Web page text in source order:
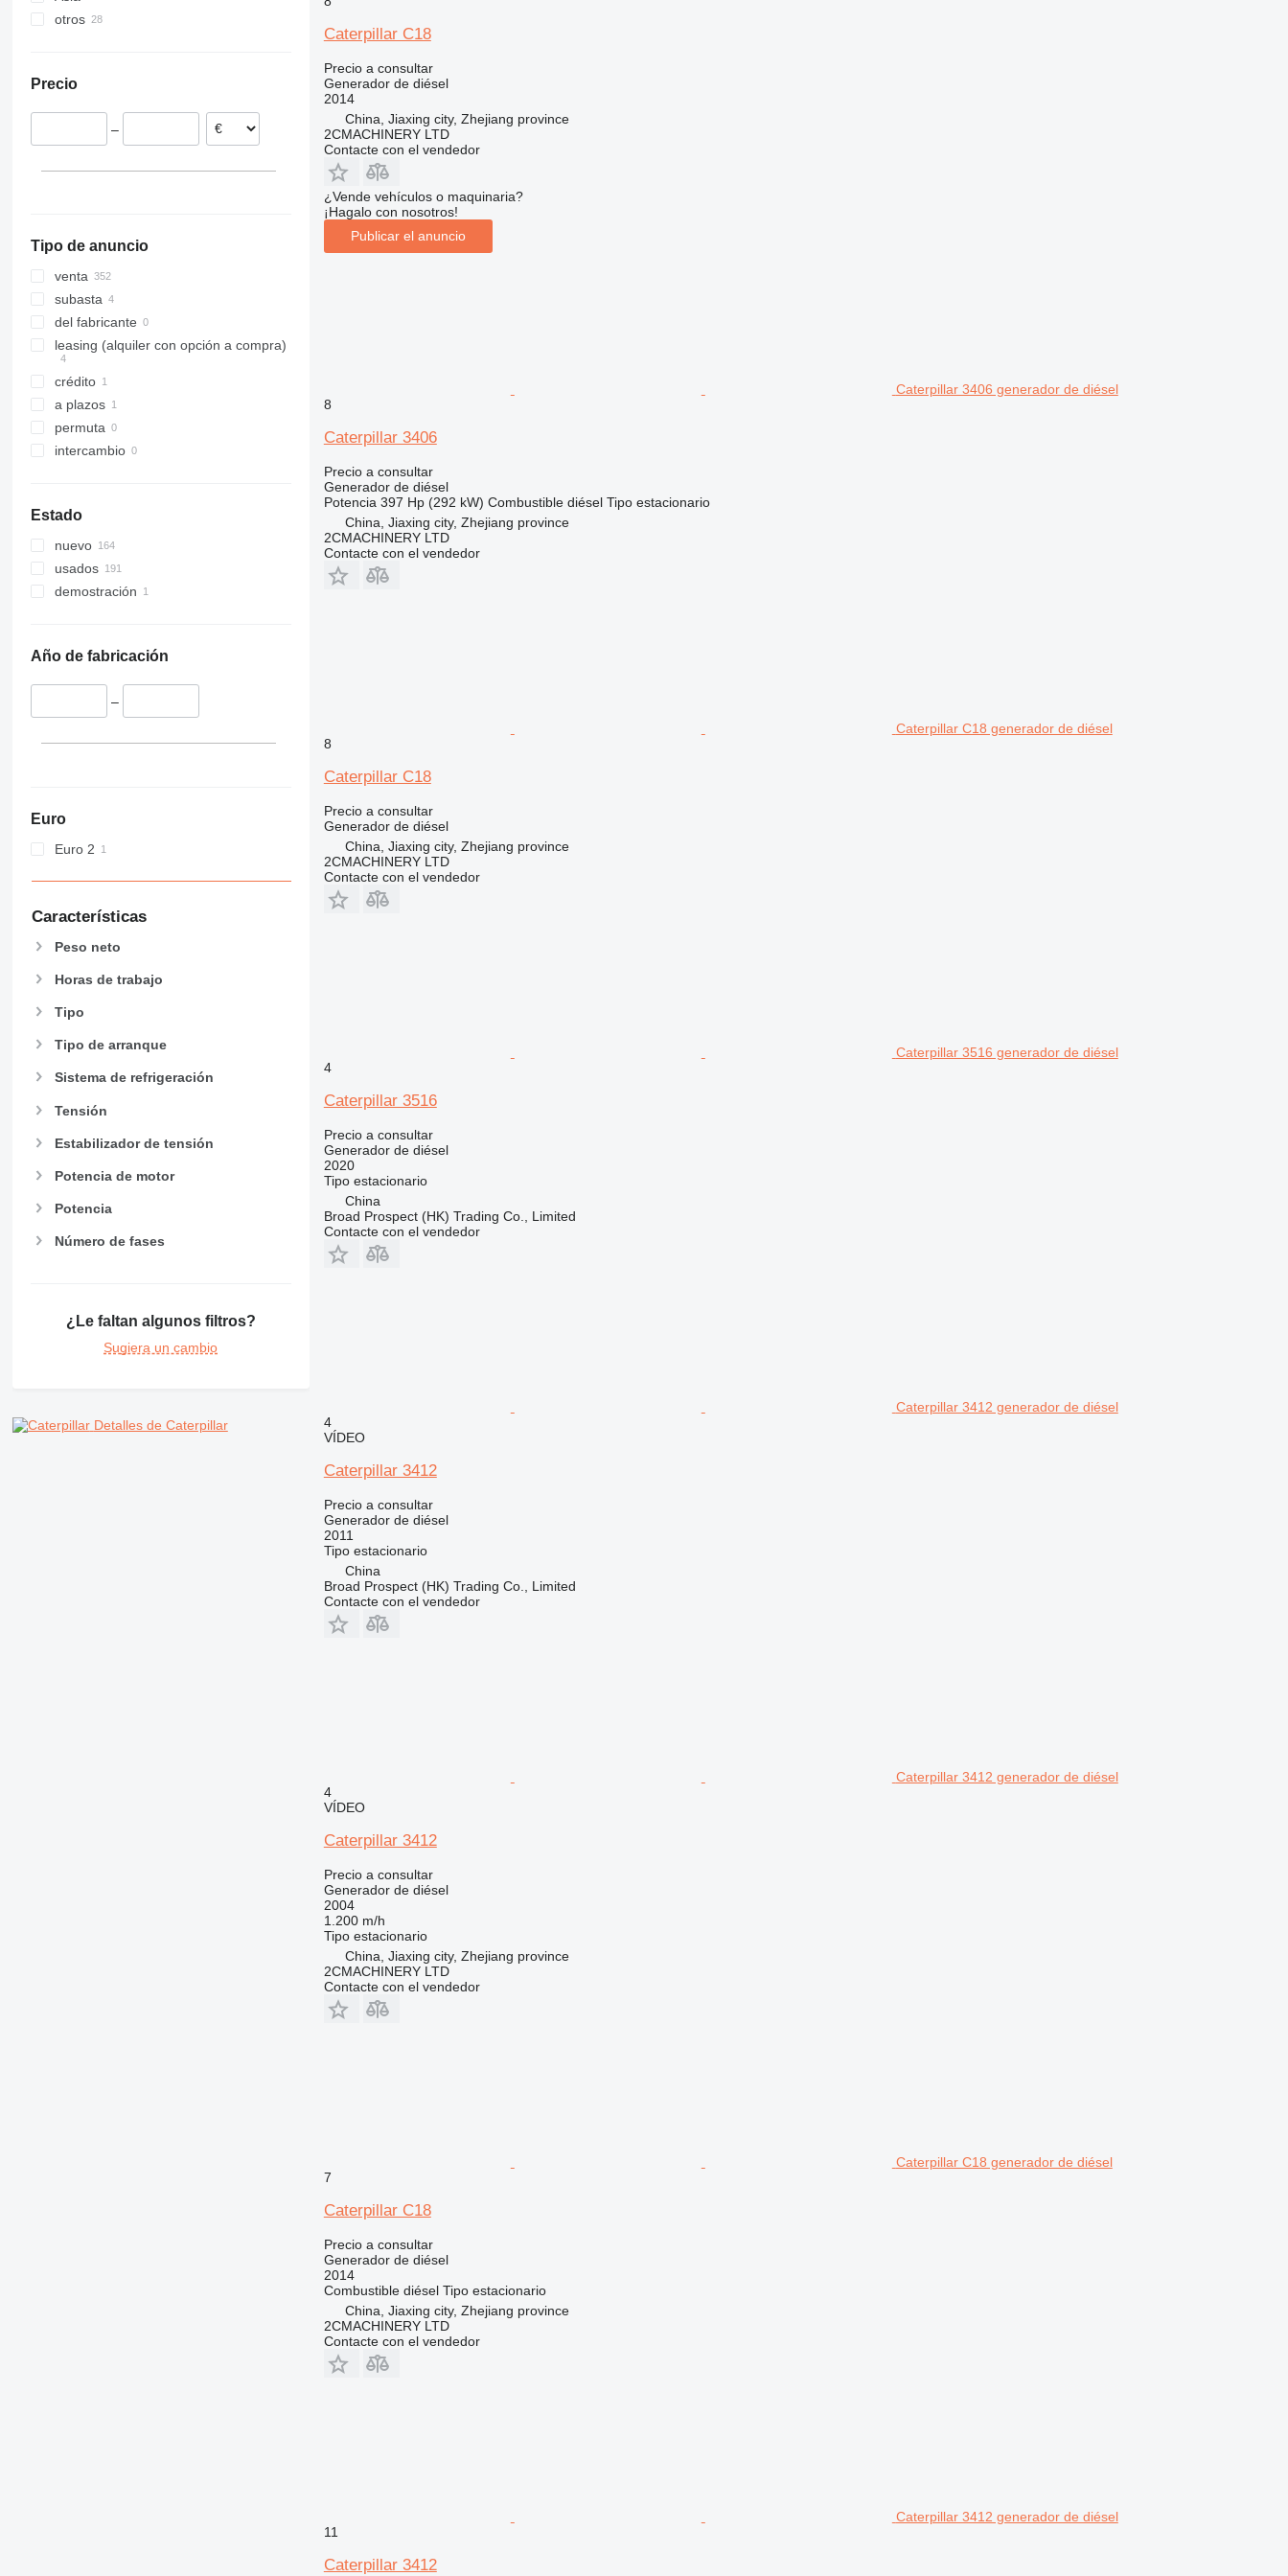
Rumanía
Italia
Reino Unido
Emiratos Árabes Unidos
otros
Precio
–
Tipo de anuncio
venta
subasta
del fabricante
leasing (alquiler con opción a compra)
crédito
a plazos
permuta
intercambio
Estado
nuevo
usados
demostración
Año de fabricación
–
Euro
Euro 2
Características
Peso neto
Horas de trabajo
Tipo
Tipo de arranque
Sistema de refrigeración
Tensión
Estabilizador de tensión
Potencia de motor
Potencia
Número de fases
¿Le faltan algunos filtros?
Sugiera un cambio
Detalles de Caterpillar
Caterpillar C18
Precio a consultar
Generador de diésel
2014
China, Jiaxing city, Zhejiang province
2CMACHINERY LTD
Contacte con el vendedor
¿Vende vehículos o maquinaria?
¡Hagalo con nosotros!
Publicar el anuncio
Caterpillar 3406 generador de diésel
8
Caterpillar 3406
Precio a consultar
Generador de diésel
Potencia 397 Hp (292 kW) Combustible diésel Tipo estacionario
China, Jiaxing city, Zhejiang province
2CMACHINERY LTD
Contacte con el vendedor
Caterpillar C18 generador de diésel
8
Caterpillar C18
Precio a consultar
Generador de diésel
China, Jiaxing city, Zhejiang province
2CMACHINERY LTD
Contacte con el vendedor
Caterpillar 3516 generador de diésel
4
Caterpillar 3516
Precio a consultar
Generador de diésel
2020
Tipo estacionario
China
Broad Prospect (HK) Trading Co., Limited
Contacte con el vendedor
Caterpillar 3412 generador de diésel
4
VÍDEO
Caterpillar 3412
Precio a consultar
Generador de diésel
2011
Tipo estacionario
China
Broad Prospect (HK) Trading Co., Limited
Contacte con el vendedor
Caterpillar 3412 generador de diésel
4
VÍDEO
Caterpillar 3412
Precio a consultar
Generador de diésel
2004
1.200 m/h
Tipo estacionario
China, Jiaxing city, Zhejiang province
2CMACHINERY LTD
Contacte con el vendedor
Caterpillar C18 generador de diésel
7
Caterpillar C18
Precio a consultar
Generador de diésel
2014
Combustible diésel Tipo estacionario
China, Jiaxing city, Zhejiang province
2CMACHINERY LTD
Contacte con el vendedor
Caterpillar 3412 generador de diésel
11
Caterpillar 3412